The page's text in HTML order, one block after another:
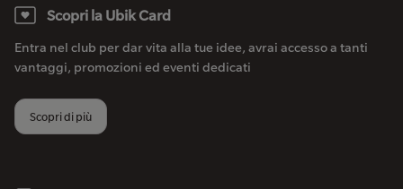
Scopri la Ubik Card
Entra nel club per dar vita alla tue idee, avrai accesso a tanti
vantaggi, promozioni ed eventi dedicati
Scopri di più